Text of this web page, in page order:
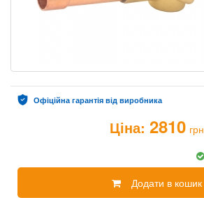
Офіційна гарантія від виробника
Ціна: 2810 грн
Додати в кошик